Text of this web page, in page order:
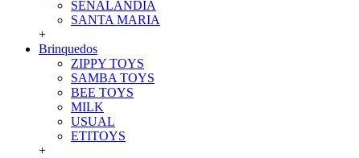
SENALANDIA
SANTA MARIA
+
Brinquedos
ZIPPY TOYS
SAMBA TOYS
BEE TOYS
MILK
USUAL
ETITOYS
+